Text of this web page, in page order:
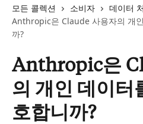
모든 콜렉션 소비자
데이터
Anthropic은 Claude 사용자의 개
까?
Anthropic은
의 개인 데이터
호합니까?